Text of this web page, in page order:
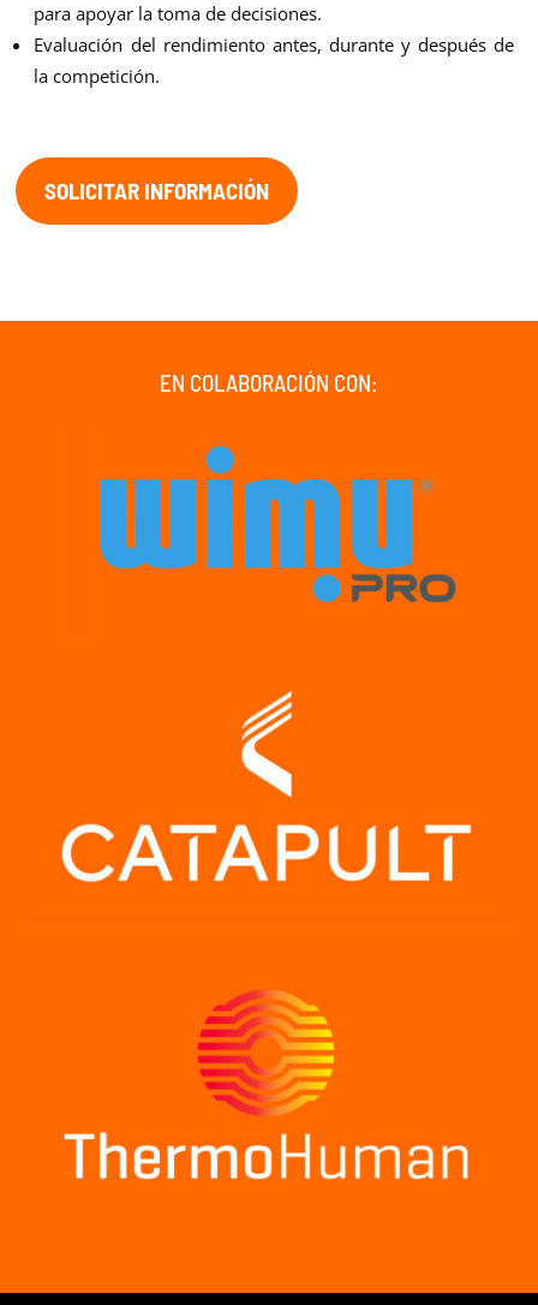
para apoyar la toma de decisiones.
Evaluación del rendimiento antes, durante y después de
la competición.
SOLICITAR INFORMACIÓN
EN COLABORACIÓN CON: